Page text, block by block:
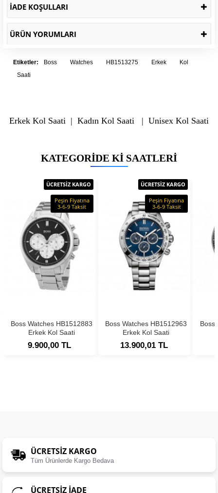
İADE KOŞULLARI
ÜRÜN YORUMLARI
Etiketler: Boss Watches HB1513275 Erkek
Kol
Saati
Erkek Kol Saati| Kadın Kol Saati| Unisex Kol Saati
KATEGORIDE KI SAATLERI
ÜCRETSİZ KARGO
Peşin Fiyatına
3-6-9 Taksit
Boss Watches HB1512883
Erkek Kol Saati
9.900,00 TL
ÜCRETSİZ KARGO
Peşin Fiyatına
3-6-9 Taksit
Boss Watches HB1512963
Erkek Kol Saati
13.900,01 TL
Boss
ÜCRETSIZ KARGO
Tüm Ürünlerde Kargo Bedava
ÜCRETSIZ İADE